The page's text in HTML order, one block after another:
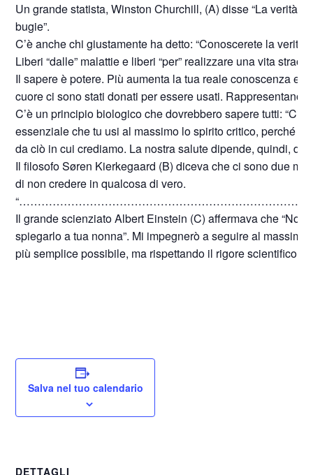
Un grande statista, Winston Churchill, (A) disse “La verità
bugie”.
C’è anche chi giustamente ha detto: “Conoscerete la verità
Liberi “dalle” malattie e liberi “per” realizzare una vita
Il sapere è potere. Più aumenta la tua reale conoscenza e
cuore ci sono stati donati per essere usati.
C’è un principio biologico che dovrebbero sapere tutti:
essenziale che tu usi al massimo lo spirito critico, perché
da ciò in cui crediamo. La nostra salute dipende, quindi,
Il filosofo Søren Kierkegaard (B) diceva che ci sono due
di non credere in qualcosa di vero.
Il grande scienziato Albert Einstein (C) affermava che
spiegarlo a tua nonna”. Mi impegnerò a seguire al
più semplice possibile, ma rispettando il rigore scientifico di
Salva nel tuo calendario
DETTAGLI